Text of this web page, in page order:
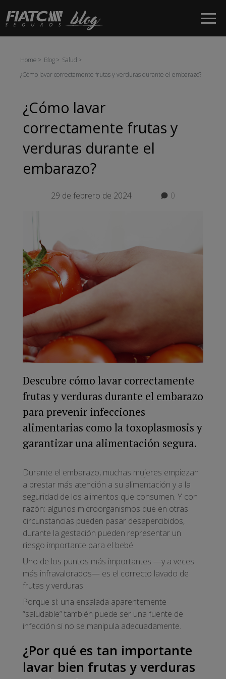
Saltar al contenido principal
Home Blog
Salud
¿Cómo lavar correctamente frutas y verduras durante el embarazo?
¿Cómo lavar
correctamente frutas y
verduras durante el
embarazo?
29 de febrero de 2024 0
Descubre cómo lavar correctamente
frutas y verduras durante el embarazo
para prevenir infecciones
alimentarias como la toxoplasmosis y
garantizar una alimentación segura.
Durante el embarazo, muchas mujeres empiezan
a prestar más atención a su alimentación y a la
seguridad de los alimentos que consumen. Y con
razón: algunos microorganismos que en otras
circunstancias pueden pasar desapercibidos,
durante la gestación pueden representar un
riesgo importante para el bebé.
Uno de los puntos más importantes —y a veces
más infravalorados— es el correcto lavado de
frutas y verduras.
Porque sí: una ensalada aparentemente
“saludable” también puede ser una fuente de
infección si no se manipula adecuadamente.
¿Por qué es tan importante
lavar bien frutas y verduras